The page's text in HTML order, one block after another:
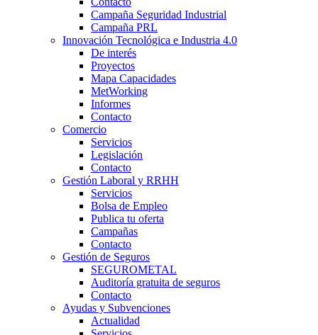
Campaña Seguridad Industrial
Campaña PRL
Innovación Tecnológica e Industria 4.0
De interés
Proyectos
Mapa Capacidades
MetWorking
Informes
Contacto
Comercio
Servicios
Legislación
Contacto
Gestión Laboral y RRHH
Servicios
Bolsa de Empleo
Publica tu oferta
Campañas
Contacto
Gestión de Seguros
SEGUROMETAL
Auditoría gratuita de seguros
Contacto
Ayudas y Subvenciones
Actualidad